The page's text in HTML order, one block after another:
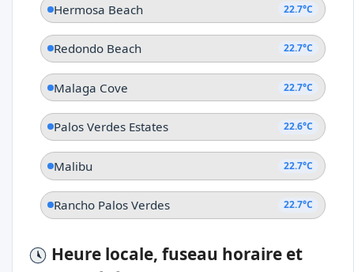
Hermosa Beach 22.7°C
Redondo Beach 22.7°C
Malaga Cove 22.7°C
Palos Verdes Estates 22.6°C
Malibu 22.7°C
Rancho Palos Verdes 22.7°C
Heure locale, fuseau horaire et